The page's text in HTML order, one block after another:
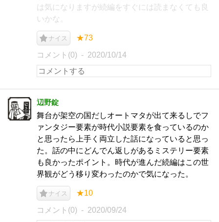
は気になりますが続編をすぐには読まなくても良
いかな。
ナイス ★73
コメント(0) 2020/10/14
辺野錠
舞台が架空の国だしオートマタが出て来るしでフ
ァンタジー要素が時代小説要素を食っているのか
と思ったら上手く両立した話になっていると思っ
た。話の中にどんでん返しがあるミステリー要素
も良かったポイント。時代が進んだ続編はこの世
界観がどう移り変わったのかで気になった。
ナイス ★10
コメント(0) 2020/09/24